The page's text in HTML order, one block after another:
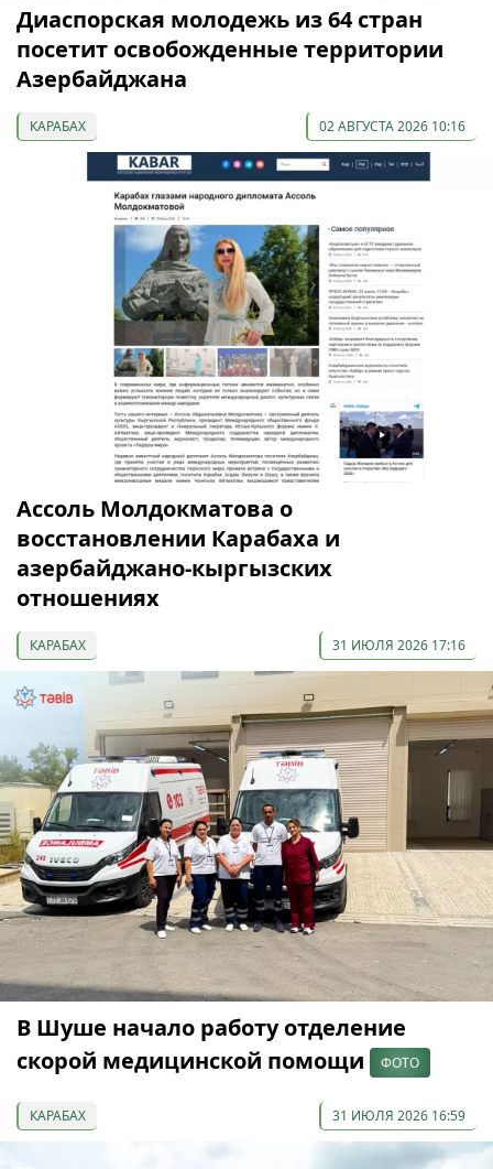
Диаспорская молодежь из 64 стран
посетит освобожденные территории
Азербайджана
КАРАБАХ 02 АВГУСТА 2026 10:16
Ассоль Молдокматова о
восстановлении Карабаха и
азербайджано-кыргызских
отношениях
КАРАБАХ 31 ИЮЛЯ 2026 17:16
В Шуше начало работу отделение
скорой медицинской помощи
ФОТО
КАРАБАХ 31 ИЮЛЯ 2026 16:59